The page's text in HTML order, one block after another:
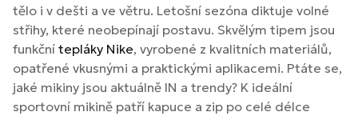
tělo i v dešti a ve větru. Letošní sezóna diktuje volné
střihy, které neobepínají postavu. Skvělým tipem jsou
funkční tepláky Nike, vyrobené z kvalitních materiálů,
opatřené vkusnými a praktickými aplikacemi. Ptáte se,
jaké mikiny jsou aktuálně IN a trendy? K ideální
sportovní mikině patří kapuce a zip po celé délce